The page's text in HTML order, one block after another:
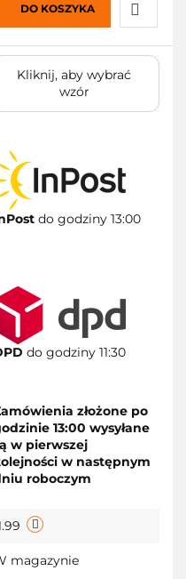
DO KOSZYKA
Do
Kliknij, aby wybrać
wzór
do godziny 13:00
do godziny 11:30
złożone po
13:00 wysyłane
w pierwszej
w następnym
roboczym
magazynie